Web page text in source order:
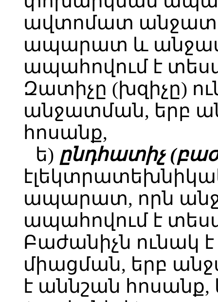
ավտոմատ
ապարատ և
ապահովում է
Զատիչը (խզիչը)
անջատման, երբ
հոսանք,
ե) ընդհատիչ
ապարատ, որն
ապահովում է
Բաժանիչն ունակ
միացման, երբ
է աննշան